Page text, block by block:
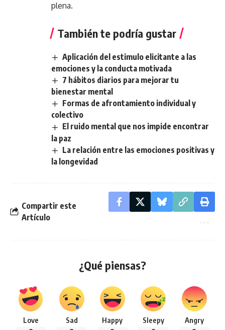
plena.
También te podría gustar
Aplicación del estimulo elicitante a las
emociones y la conducta motivada
7 hábitos diarios para mejorar tu
bienestar mental
Formas de afrontamiento individual y
colectivo
El ruido mental que nos impide encontrar
la paz
La relación entre las emociones positivas y
la longevidad
Compartir este
Artículo
¿Qué piensas?
Love Sad Happy Sleepy Angry